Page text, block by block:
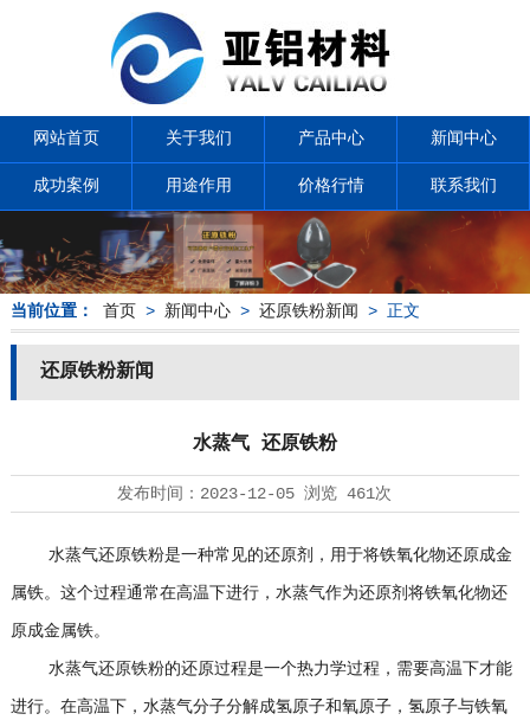
网站首页 关于我们 产品中心 新闻中心
成功案例 用途作用 价格行情 联系我们
当前位置： 首页 > 新闻中心> 还原铁粉新闻 > 正文
还原铁粉新闻
水蒸气 还原铁粉
发布时间： 2023-12-05浏览 461次
水蒸气还原铁粉是一种常见的还原剂，用于将铁氧化物还原成金
属铁。这个过程通常在高温下进行，水蒸气作为还原剂将铁氧化物还
原成金属铁。
水蒸气还原铁粉的还原过程是一个热力学过程，需要高温下才能
进行。在高温下，水蒸气分子分解成氢原子和氧原子，氢原子与铁氧